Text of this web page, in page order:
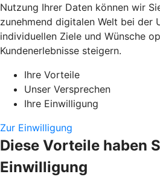
Nutzung Ihrer Daten können wir
zunehmend digitalen Welt bei der
individuellen Ziele und Wünsche
Kundenerlebnisse steigern.
Ihre Vorteile
Unser Versprechen
Ihre Einwilligung
Zur Einwilligung
Diese Vorteile haben
Einwilligung